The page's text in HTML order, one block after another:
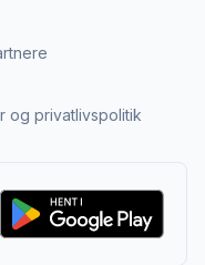
og privatlivspolitik